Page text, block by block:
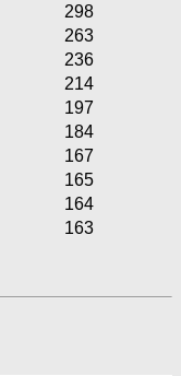
298
263
236
214
197
184
167
165
164
163